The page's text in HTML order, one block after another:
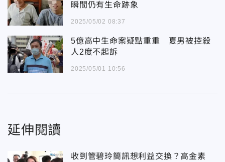
瞬間仍有生命跡象
2025/05/02 08:37
5億高中生命案疑點重重 夏男被控殺
人2度不起訴
2025/05/01 10:56
延伸閱讀
收到管碧玲簡訊想利益交換？高金素